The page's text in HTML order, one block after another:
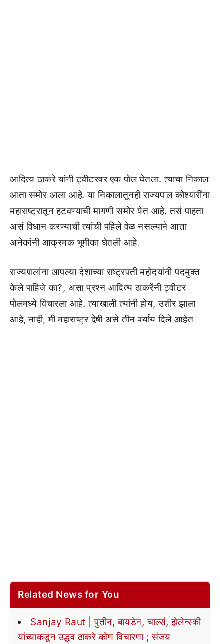
आदित्य ठाकरे यांनी ट्वीटरवर एक पोल घेतला. त्याचा निकाल
आता समोर आला आहे. या निकालातूनही राज्यपाल कोश्यारींना
महाराष्ट्रातून हटवण्याची मागणी समोर येत आहे. तसं पाहता
असं विधान करण्याची त्यांची पहिले वेळ नसल्याने आता
अनेकांनी आक्रमक भूमीका घेतली आहे.
राज्यपालांना आपल्या देशाच्या राष्ट्रपती महोदयांनी पदमुक्त
केले पाहिजे का?, असा प्रश्न आदित्य ठाकरेंनी ट्वीटर
पोलमध्ये विचारला आहे. त्याखाली त्यांनी होय, उशीर झाला
आहे, नाही, मी महाराष्ट्र द्वेषी असे तीन पर्याय दिले आहेत.
Related News for You
Sanjay Raut | पुतीन, बायडेन, चार्ल्स, झेलेन्स्की
यांच्याकडून उद्धव ठाकरे कोण विचारणा ; संजय